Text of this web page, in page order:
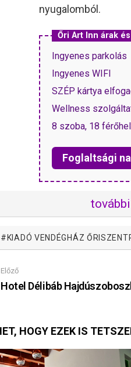
nyugalomból.
Őri Art Inn árak
Ingyenes parkolás
Ingyenes WIFI
SZÉP kártya
Wellness
8 szoba, 18
Foglaltsági
további
KIADÓ VENDÉGHÁZ
Előző
Hotel Délibáb
HOGY EZEK IS